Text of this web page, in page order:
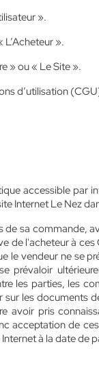
».
».
» ou « Le Site ».
d’utilisation
accessible par
Internet Le Nez
sa commande,
l'acheteur à ces
vendeur ne se
prévaloir
les parties, les
les documents
avoir pris
acceptation de
à la date de